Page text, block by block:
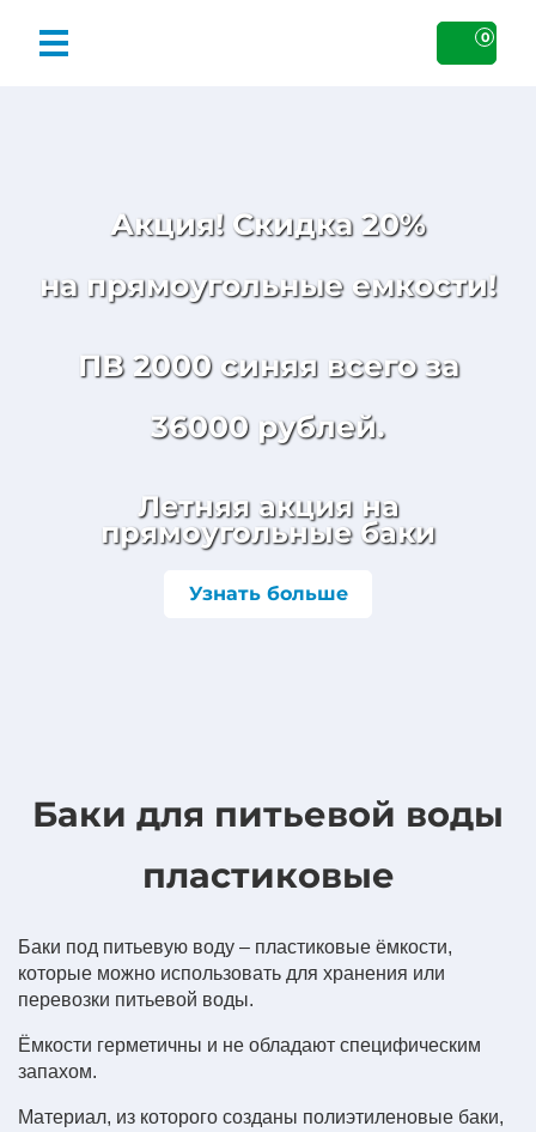
0
Акция! Скидка 20%
на прямоугольные емкости!
ПВ 2000 синяя всего за
36000 рублей.
Летняя акция на
прямоугольные баки
Узнать больше
Баки для питьевой воды
пластиковые
Баки под питьевую воду – пластиковые ёмкости,
которые можно использовать для хранения или
перевозки питьевой воды.
Ёмкости герметичны и не обладают специфическим
запахом.
Материал, из которого созданы полиэтиленовые баки,